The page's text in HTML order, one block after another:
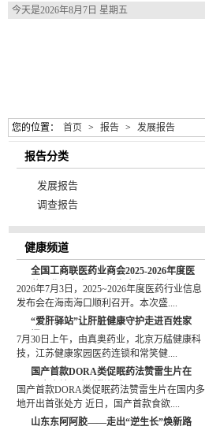
今天是2026年8月7日 星期五
您的位置： 首页 > 报告 > 发展报告
报告分类
发展报告
调查报告
健康频道
全国工商联医药业商会2025-2026年度医
药行业信息发布会在海南海口顺利召开
2026年7月3日，2025~2026年度医药行业信息
发布会在海南海口顺利召开。本次盛....
“爱肝驿站”让肝脏健康守护走进百姓家
门口
7月30日上午，由真奥药业，北京万艋健康科
技，江苏健康家园医药连锁和常笑健....
国产首款DORA类促眠药法赞雷生片在
国内多地开出首张处方
国产首款DORA类促眠药法赞雷生片在国内多
地开出首张处方 近日，国产首款食欲....
山东东阿阿胶——走出“逆生长”焕新路